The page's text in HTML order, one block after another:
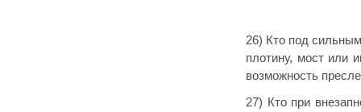
26) Кто под
плотину, мост или
возможность
27) Кто при